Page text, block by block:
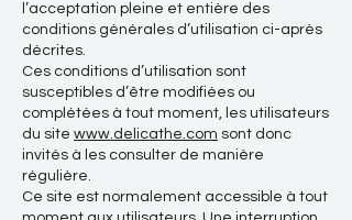
l’acceptation pleine et entière des
conditions générales d’utilisation ci-après
décrites.
Ces conditions d’utilisation sont
susceptibles d’être modifiées ou
complétées à tout moment, les utilisateurs
du site www.delicathe.com sont donc
invités à les consulter de manière
régulière.
Ce site est normalement accessible à tout